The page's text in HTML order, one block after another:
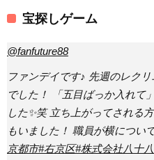
宝探しゲーム
@fanfuture88
ファンデイです♪ 先週のレク
でした！ 「五目ばっか入れて
した✨笑 立ち上がってされる
もいました！ 職員が横につい
京都市#右京区#株式会社八十八